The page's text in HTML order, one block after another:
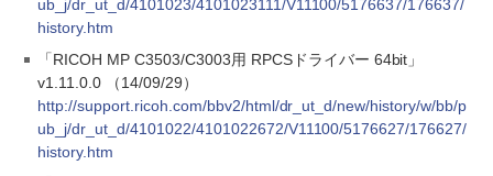
ub_j/dr_ut_d/4101023/4101023111/V11100/5176637/176637/
history.htm
「RICOH MP C3503/C3003用 RPCSドライバー 64bit」
v1.11.0.0 （14/09/29）
http://support.ricoh.com/bbv2/html/dr_ut_d/new/history/w/bb/p
ub_j/dr_ut_d/4101022/4101022672/V11100/5176627/176627/
history.htm